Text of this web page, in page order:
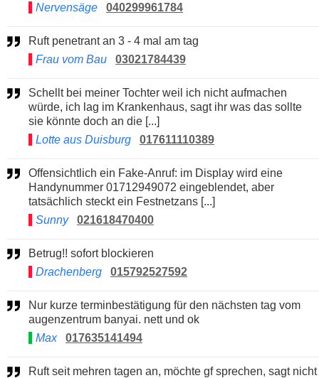
Nervensäge
040299961784
Ruft penetrant an 3 - 4 mal am tag
Frau vom Bau
03021784439
Schellt bei meiner Tochter weil ich nicht aufmachen
würde, ich lag im Krankenhaus, sagt ihr was das sollte
sie könnte doch an die [...]
Lotte aus Duisburg
017611110389
Offensichtlich ein Fake-Anruf: im Display wird eine
Handynummer 01712949072 eingeblendet, aber
tatsächlich steckt ein Festnetzans [...]
Sunny
021618470400
Betrug!! sofort blockieren
Drachenberg
015792527592
Nur kurze terminbestätigung für den nächsten tag vom
augenzentrum banyai. nett und ok
Max
017635141494
Ruft seit mehren tagen an, möchte gf sprechen, sagt nicht